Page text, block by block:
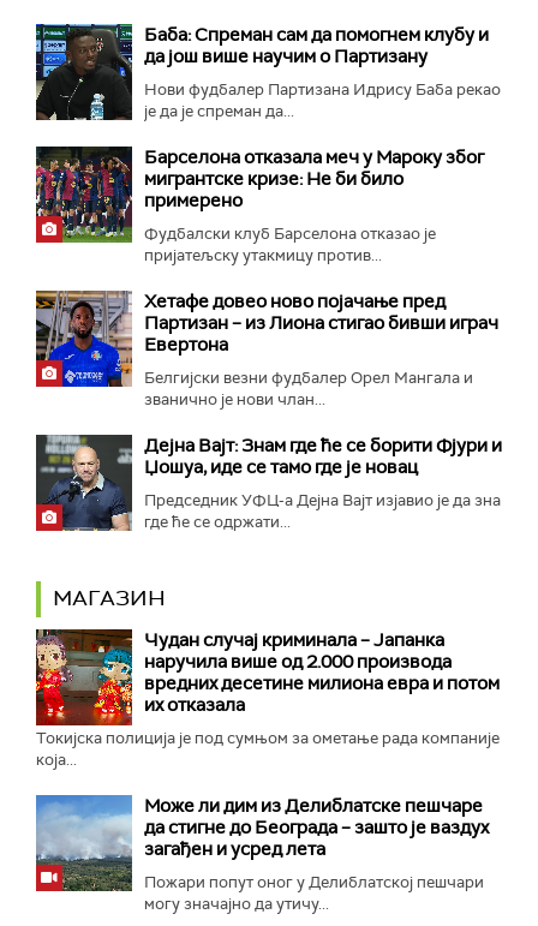
Баба: Спреман сам да помогнем клубу и
да још више научим о Партизану
Нови фудбалер Партизана Идрису Баба рекао
је да је спреман да...
Барселона отказала меч у Мароку због
мигрантске кризе: Не би било
примерено
Фудбалски клуб Барселона отказао је
пријатељску утакмицу против...
Хетафе довео ново појачање пред
Партизан – из Лиона стигао бивши играч
Евертона
Белгијски везни фудбалер Орел Мангала и
званично је нови члан...
Дејна Вајт: Знам где ће се борити Фјури и
Џошуа, иде се тамо где је новац
Председник УФЦ-а Дејна Вајт изјавио је да зна
где ће се одржати...
МАГАЗИН
Чудан случај криминала – Јапанка
наручила више од 2.000 производа
вредних десетине милиона евра и потом
их отказала
Токијска полиција је под сумњом за ометање рада компаније
која...
Може ли дим из Делиблатске пешчаре
да стигне до Београда – зашто је ваздух
загађен и усред лета
Пожари попут оног у Делиблатској пешчари
могу значајно да утичу...